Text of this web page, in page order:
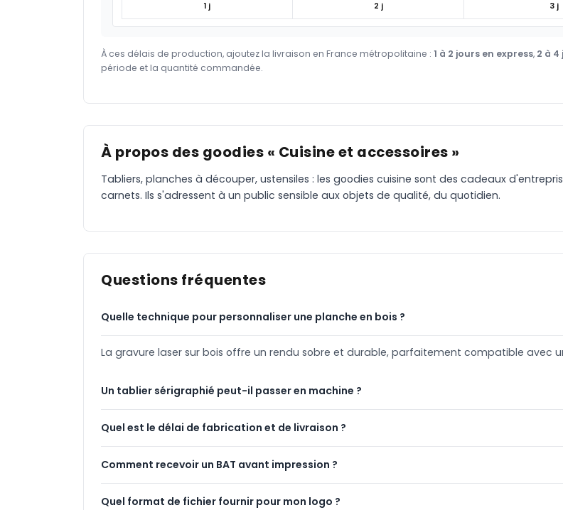
1 j 2 j 3 j
À ces délais de production, ajoutez la livraison en France métropolitaine : 1 à 2 jours en express, 2 à
période et la quantité commandée.
À propos des goodies « Cuisine et accessoires »
Tabliers, planches à découper, ustensiles : les goodies cuisine sont des cadeaux
carnets. Ils s'adressent à un public sensible aux objets de qualité, du quotidien.
Questions fréquentes
Quelle technique pour personnaliser une planche en bois ?
La gravure laser sur bois offre un rendu sobre et durable, parfaitement compatible avec
Un tablier sérigraphié peut-il passer en machine ?
Quel est le délai de fabrication et de livraison ?
Comment recevoir un BAT avant impression ?
Quel format de fichier fournir pour mon logo ?